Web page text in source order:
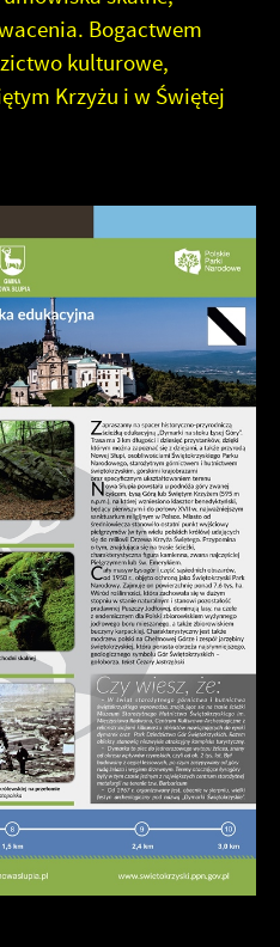
Bogactwem
kulturowe,
Krzyżu i w Świętej